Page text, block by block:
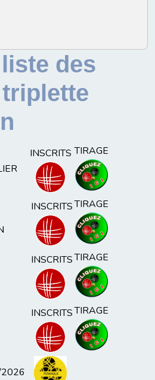
des
INSCRITS TIRAGE
INSCRITSTIRAGE
INSCRITSTIRAGE
INSCRITSTIRAGE